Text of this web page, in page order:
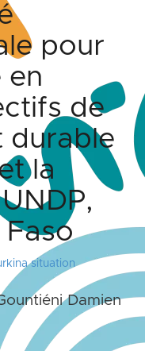
pour
en
de
durable
la
Faso
situation
Damien